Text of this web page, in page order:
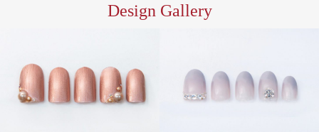
Design Gallery
S/ア
ハン